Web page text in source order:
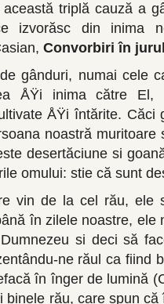
triplă cauză a
izvorăsc din inima
Convorbiri în
gânduri, nu­mai cele
ÅŸi inima către El,
ÅŸi întărite. Căci
noastră muritoa­re
desertăciune si
omului: stie că sunt
vin de la cel rău, ele
în zilele noastre, ele
si deci să
ne răul ca fiind
în înger de lumină
binele rău, care spun